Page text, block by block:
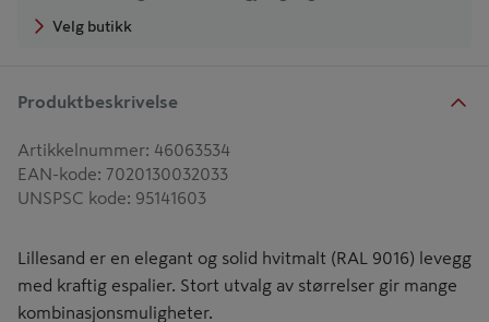
Velg butikk
Produktbeskrivelse
Artikkelnummer: 46063534
EAN-kode: 7020130032033
UNSPSC kode: 95141603
Lillesand er en elegant og solid hvitmalt (RAL 9016) levegg
med kraftig espalier. Stort utvalg av størrelser gir mange
kombinasjonsmuligheter.